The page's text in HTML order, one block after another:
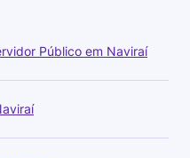
Público em Naviraí